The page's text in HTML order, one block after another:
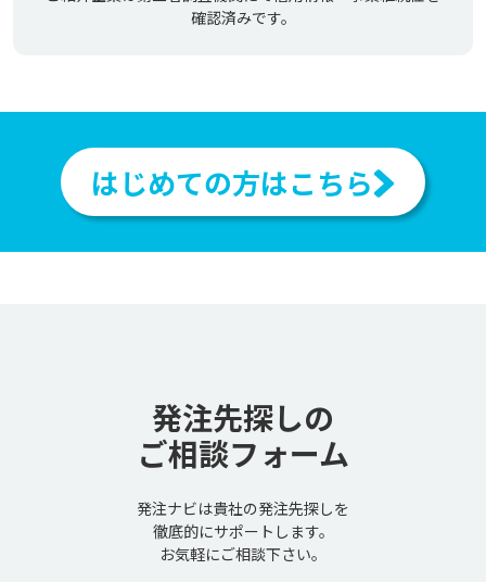
確認済みです。
はじめての方はこちら
発注先探しの
ご相談フォーム
発注ナビは貴社の発注先探しを
徹底的にサポートします。
お気軽にご相談下さい。